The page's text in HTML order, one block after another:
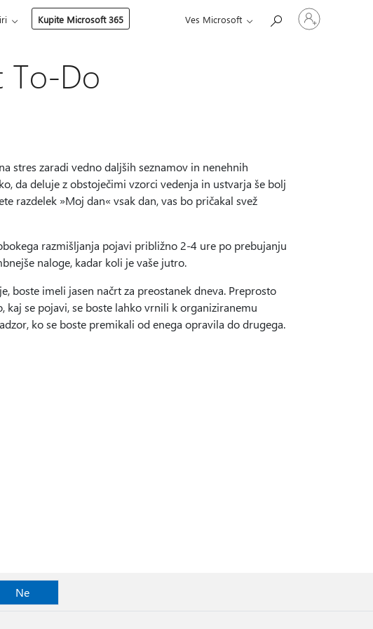
Kupite Microsoft 365 Ves Microsoft
Vpišite
se
To-Do
stres zaradi vedno daljših seznamov in nenehnih
da deluje z obstoječimi vzorci vedenja in ustvarja še bolj
razdelek »Moj dan« vsak dan, vas bo pričakal svež
razmišljanja pojavi približno 2-4 ure po prebujanju
naloge, kadar koli je vaše jutro.
boste imeli jasen načrt za preostanek dneva. Preprosto
se pojavi, se boste lahko vrnili k organiziranemu
ko se boste premikali od enega opravila do drugega.
Ne